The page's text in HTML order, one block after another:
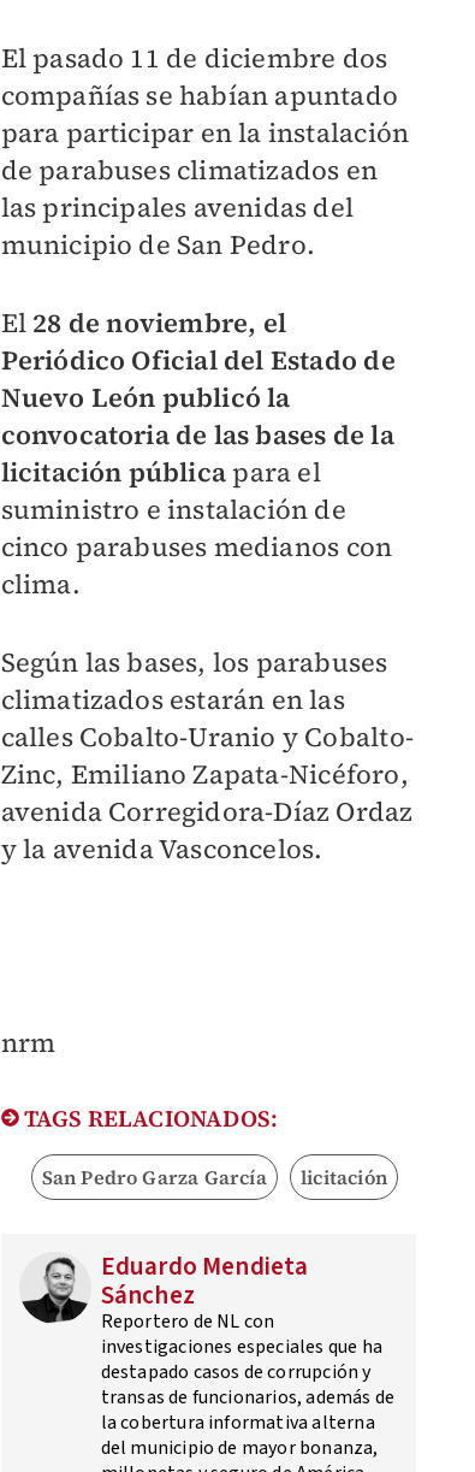
El pasado 11 de diciembre dos
compañías se habían apuntado
para participar en la instalación
de parabuses climatizados en
las principales avenidas del
municipio de San Pedro.
El28 de noviembre, el
Periódico Oficial del Estado de
Nuevo León publicó la
convocatoria de las bases de la
licitación pública para el
suministro e instalación de
cinco parabuses medianos con
clima.
Según las bases, los parabuses
climatizados estarán en las
calles Cobalto-Uranio y Cobalto-
Zinc, Emiliano Zapata-Nicéforo,
avenida Corregidora-Díaz Ordaz
y la avenida Vasconcelos.
nrm
TAGS RELACIONADOS:
San Pedro Garza García licitación
Eduardo Mendieta
Sánchez
Reportero de NL con
investigaciones especiales que ha
destapado casos de corrupción y
transas de funcionarios, además de
la cobertura informativa alterna
del municipio de mayor bonanza,